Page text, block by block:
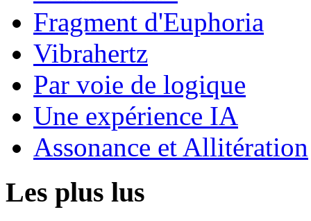
Fragment d'Euphoria
Vibrahertz
Par voie de logique
Une expérience IA
Assonance et Allitération
Les plus lus